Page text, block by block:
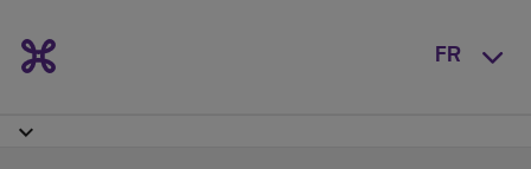
FR